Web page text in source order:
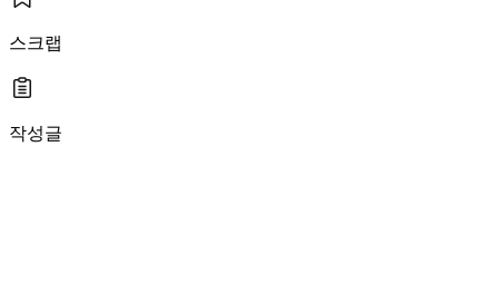
스크랩
작성글